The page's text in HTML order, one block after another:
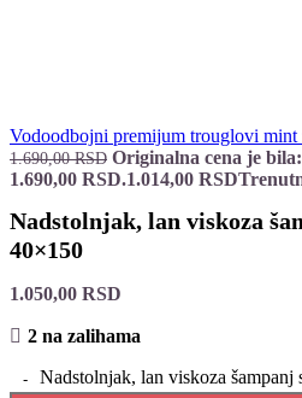
Vodoodbojni premijum trouglovi mint
1.690,00RSD Originalna cena je bila:
1.690,00 RSD.1.014,00 RSD
Nadstolnjak, lan viskoza
40×150
1.050,00 RSD
2 na zalihama
Nadstolnjak, lan viskoza šampanj